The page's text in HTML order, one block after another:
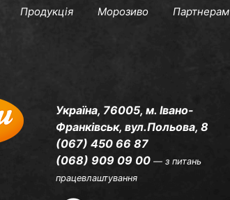
Продукція Морозиво
Партнерам
Україна, 76005, м. Івано-
Франківськ, вул.Польова, 8
(067) 450 66 87
(068) 909 09 00 — з питань
працевлаштування